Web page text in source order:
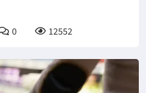
0 12552